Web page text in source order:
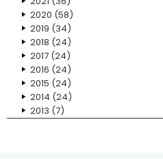
2020 (58)
2019 (34)
2018 (24)
2017(24)
2016 (24)
2015 (24)
2014 (24)
2013 (7)